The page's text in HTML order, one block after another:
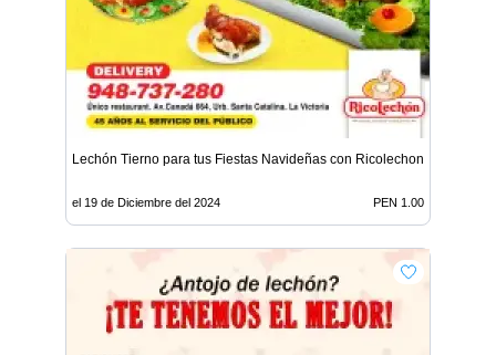
Lechón Tierno para tus Fiestas Navideñas con Ricolechon
el 19 de Diciembre del 2024 PEN 1.00